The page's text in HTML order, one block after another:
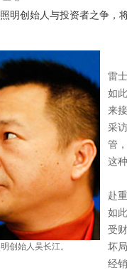
明创始人与投资者之争，
创始人吴长江。
雷
如
来
采
管
这
赴
如
受
坏
经